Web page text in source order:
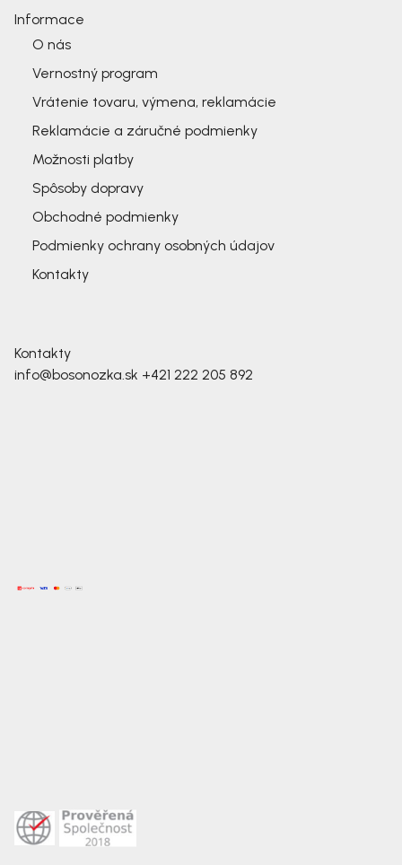
Informace
O nás
Vernostný program
Vrátenie tovaru, výmena, reklamácie
Reklamácie a záručné podmienky
Možnosti platby
Spôsoby dopravy
Obchodné podmienky
Podmienky ochrany osobných údajov
Kontakty
Kontakty
info@bosonozka.sk +421 222 205 892